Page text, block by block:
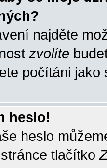
najděte
zvolíte
počítáni jako
heslo!
heslo
tlačítko